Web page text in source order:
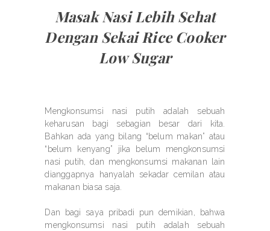
Masak Nasi Lebih Sehat
Dengan Sekai Rice Cooker
Low Sugar
Mengkonsumsi nasi putih adalah sebuah
keharusan bagi sebagian besar dari kita.
Bahkan ada yang bilang “belum makan” atau
“belum kenyang” jika belum mengkonsumsi
nasi putih, dan mengkonsumsi makanan lain
dianggapnya hanyalah sekadar cemilan atau
makanan biasa saja.
Dan bagi saya pribadi pun demikian, bahwa
mengkonsumsi nasi putih adalah sebuah